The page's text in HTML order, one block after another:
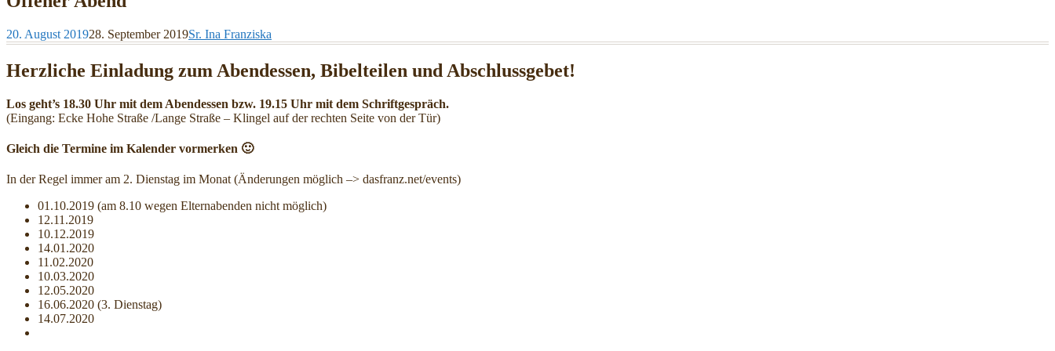
20. August 201928. September 2019Sr. Ina Franziska
Herzliche Einladung zum Abendessen, Bibelteilen und Abschlussgebet!
Los geht’s 18.30 Uhr mit dem Abendessen bzw. 19.15 Uhr mit dem Schriftgespräch.
(Eingang: Ecke Hohe Straße /Lange Straße – Klingel auf der rechten Seite von der Tür)
Gleich die Termine im Kalender vormerken 🙂
In der Regel immer am 2. Dienstag im Monat (Änderungen möglich –> dasfranz.net/events)
01.10.2019 (am 8.10 wegen Elternabenden nicht möglich)
12.11.2019
10.12.2019
14.01.2020
11.02.2020
10.03.2020
12.05.2020
16.06.2020 (3. Dienstag)
14.07.2020